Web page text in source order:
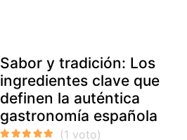
Sabor y tradición: Los
ingredientes clave que
definen la auténtica
gastronomía española